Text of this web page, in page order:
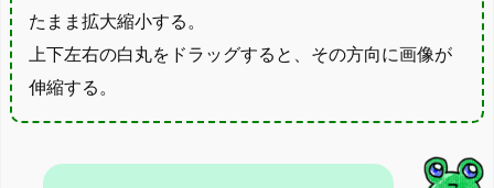
たまま拡大縮小する。
上下左右の白丸をドラッグすると、その方向に画像が
伸縮する。